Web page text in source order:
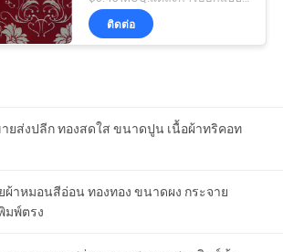
ติดต่อ
ายส่งปลีก ทองสดใส ขนาดปูน เนื้อผ้าทริคอท
ผ้าหมอนสีอ่อน ทองทอง ขนาดผง กระจาย
มพ์ตรง